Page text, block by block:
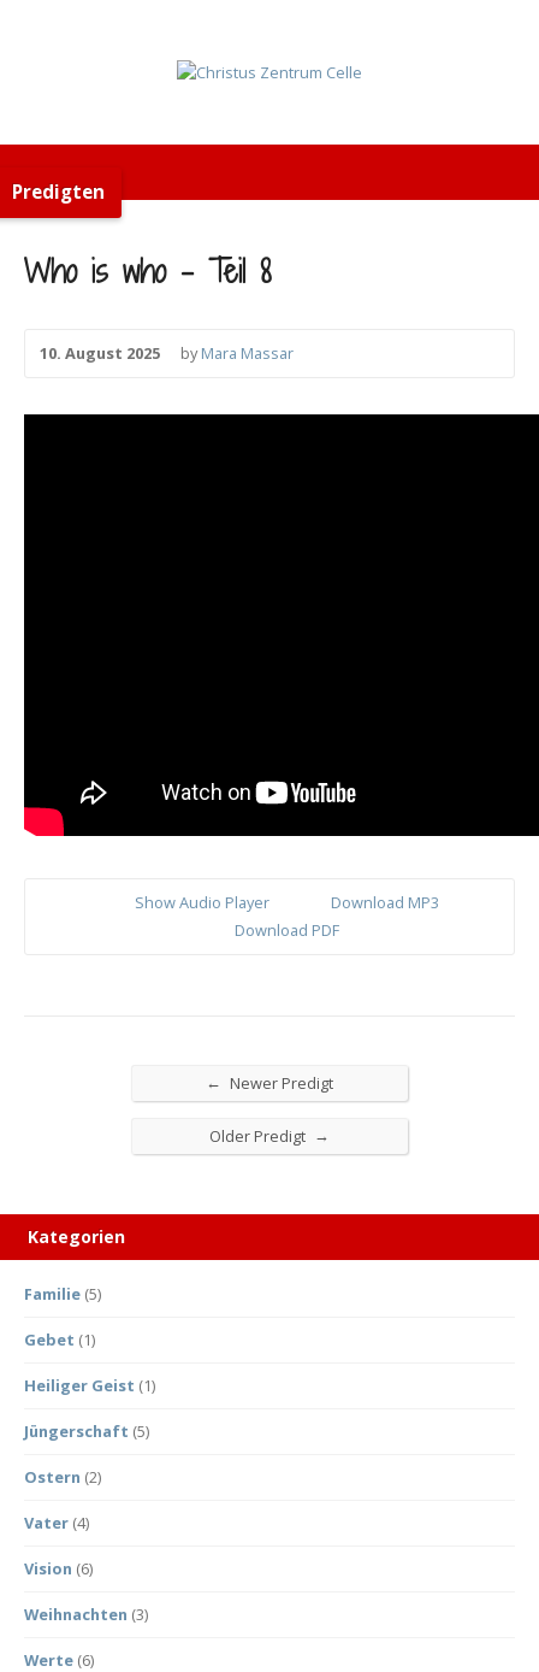
Predigten
Who is who – Teil 8
10. August 2025 byMara Massar
Show Audio Player
Download MP3
Download PDF
← Newer Predigt
Older Predigt →
Kategorien
Familie (5)
Gebet (1)
Heiliger Geist (1)
Jüngerschaft (5)
Ostern (2)
Vater (4)
Vision (6)
Weihnachten (3)
Werte (6)